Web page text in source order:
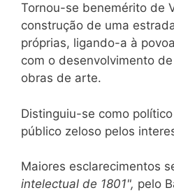
Tornou-se benemérito de
construção de uma
próprias, ligando-a à
com o desenvolvimento
obras de arte.
Distinguiu-se como
público zeloso pelos
Maiores esclarecimentos
intelectual de 1801", pelo